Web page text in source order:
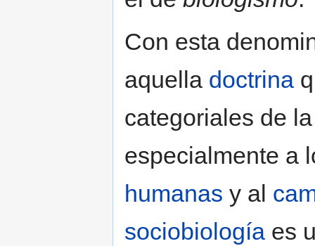
Con esta
aquella doctrina
categoriales de
especialmente a
humanas y al
sociobiología es